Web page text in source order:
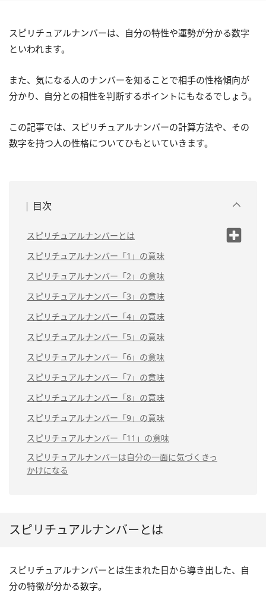
スピリチュアルナンバーは、自分の特性や運勢が分かる数字
といわれます。
また、気になる人のナンバーを知ることで相手の性格傾向が
分かり、自分との相性を判断するポイントにもなるでしょう。
この記事では、スピリチュアルナンバーの計算方法や、その
数字を持つ人の性格についてひもといていきます。
目次
スピリチュアルナンバーとは
スピリチュアルナンバーの計算
方法
スピリチュアルナンバー「1」の意味
スピリチュアルナンバー「2」の意味
スピリチュアルナンバー「3」の意味
スピリチュアルナンバー「4」の意味
スピリチュアルナンバー「5」の意味
スピリチュアルナンバー「6」の意味
スピリチュアルナンバー「7」の意味
スピリチュアルナンバー「8」の意味
スピリチュアルナンバー「9」の意味
スピリチュアルナンバー「11」の意味
スピリチュアルナンバーは自分の一面に気づくきっ
かけになる
スピリチュアルナンバーとは
スピリチュアルナンバーとは生まれた日から導き出した、自
分の特徴が分かる数字。